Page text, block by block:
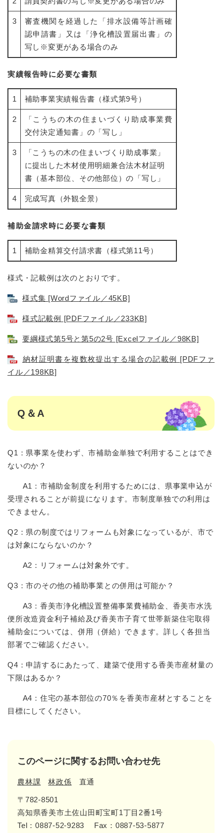
3
審査機関を経過した「排水設備等計画確
認申請書」又は「浄化槽設置届出書」の
写し※変更がある場合のみ
実績報告時に必要な書類
1 補助事業実績報告書（様式第9号）
2
「こうちの木の住まいづくり助成事業費
交付決定通知書」の「写し」
3
「こうちの木の住まいづくり助成事業」
に提出した木材使用明細兼合法木材証明
書（基本部位、その他部位）の「写し」
4 完成写真（外観全景）
補助金請求時に必要な書類
1 補助金精算交付請求書（様式第11号）
様式・記載例は次のとおりです。
様式集 [Wordファイル／45KB]
様式記載例 [PDFファイル／233KB]
要綱様式第5号と第5の2号 [Excelファイル／98KB]
納材証明書を複数枚提出する場合の記載例 [PDFファ
イル／198KB]
Q＆A
Q1：県事業を使わず、市補助金単独で利用することはでき
ないのか？
A1：市補助金制度を利用するためには、県事業申込が
受理されることが前提になります。市制度単独での利用は
できません。
Q2：県の制度ではリフォームも対象になっているが、市で
は対象にならないのか？
A2：リフォームは対象外です。
Q3：市のその他の補助事業との併用は可能か？
A3：香美市浄化槽設置整備事業費補助金、香美市水洗
便所改造資金利子補給及び香美市子育て世帯新築住宅取得
補助金については、併用（併給）できます。詳しく各担当
部署でご確認ください。
Q4：申請するにあたって、建築で使用する香美市産材量の
下限はあるか？
A4：住宅の基本部位の70％を香美市産材とすることを
目標にしてください。
このページに関するお問い合わせ先
農林課 林政係 直通
〒782-8501
高知県香美市土佐山田町宝町1丁目2番1号
Tel：0887-52-9283
Fax：0887-53-5877